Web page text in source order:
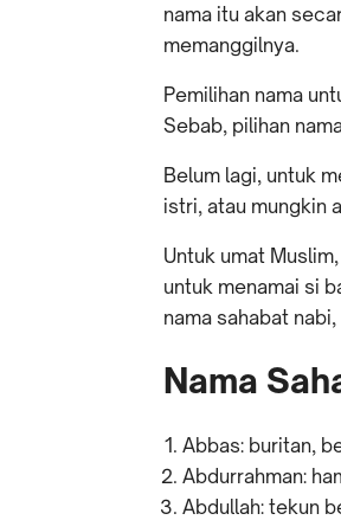
nama itu akan
memanggilnya.
Pemilihan nama
Sebab, pilihan
Belum lagi, untuk
istri, atau mungkin
Untuk umat
untuk menamai si
nama sahabat
Nama
Abbas: buritan,
Abdurrahman:
Abdullah: tekun